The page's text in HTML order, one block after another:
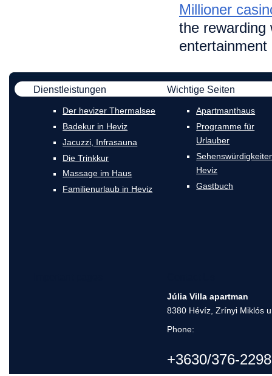
Millioner
the rewarding
Dienstleistungen
Der hevizer Thermalsee
Badekur in Heviz
Jacuzzi, Infrasauna
Die Trinkkur
Massage im Haus
Familienurlaub in Heviz
Wichtige Seiten
Apartmanthaus
Programme für
Urlauber
Heviz
Gastbuch
Júlia Villa apartman
8380 Hévíz, Zrínyi Miklós
Phone:
+3630/376-2298